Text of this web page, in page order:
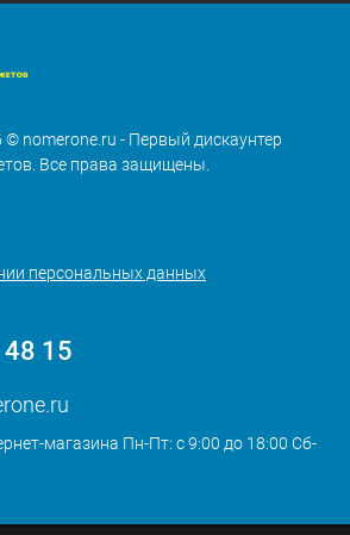
nomerone.ru - Первый дискаунтер
Все права защищены.
персональных данных
15
магазина Пн-Пт: с 9:00 до 18:00 Сб-